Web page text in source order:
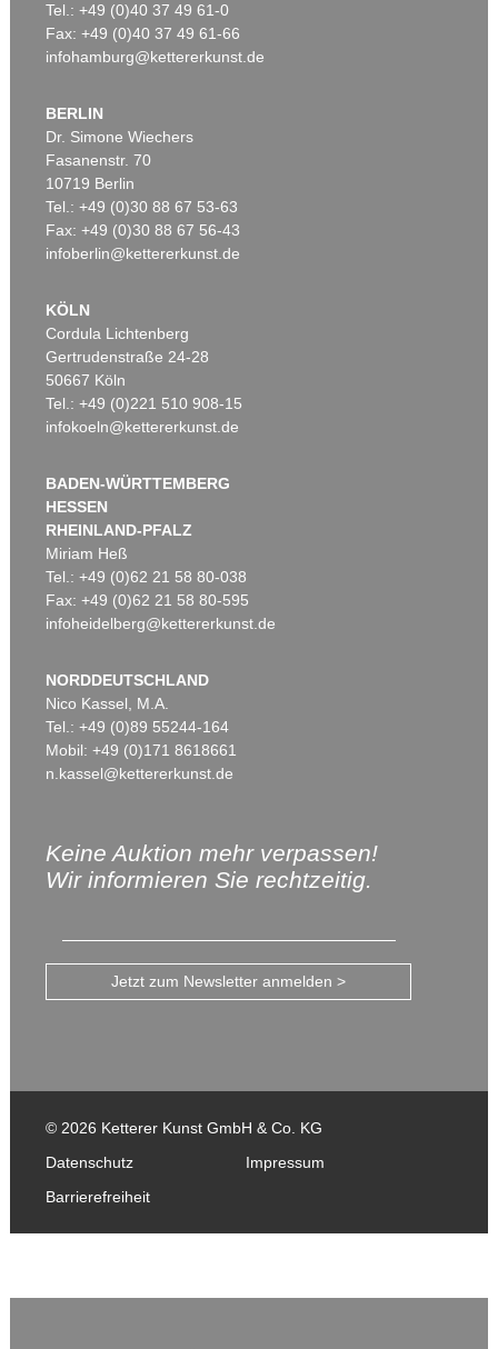
Tel.: +49 (0)40 37 49 61-0
Fax: +49 (0)40 37 49 61-66
infohamburg@kettererkunst.de
BERLIN
Dr. Simone Wiechers
Fasanenstr. 70
10719 Berlin
Tel.: +49 (0)30 88 67 53-63
Fax: +49 (0)30 88 67 56-43
infoberlin@kettererkunst.de
KÖLN
Cordula Lichtenberg
Gertrudenstraße 24-28
50667 Köln
Tel.: +49 (0)221 510 908-15
infokoeln@kettererkunst.de
BADEN-WÜRTTEMBERG
HESSEN
RHEINLAND-PFALZ
Miriam Heß
Tel.: +49 (0)62 21 58 80-038
Fax: +49 (0)62 21 58 80-595
infoheidelberg@kettererkunst.de
NORDDEUTSCHLAND
Nico Kassel, M.A.
Tel.: +49 (0)89 55244-164
Mobil: +49 (0)171 8618661
n.kassel@kettererkunst.de
Keine Auktion mehr verpassen!
Wir informieren Sie rechtzeitig.
Jetzt zum Newsletter anmelden >
© 2026 Ketterer Kunst GmbH & Co. KG
Datenschutz
Impressum
Barrierefreiheit